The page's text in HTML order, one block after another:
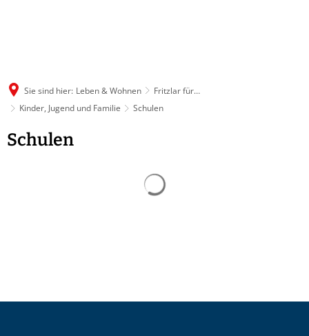
Sie sind hier: Leben & Wohnen
Fritzlar für…
Kinder, Jugend und Familie
Schulen
Schulen
Schulen